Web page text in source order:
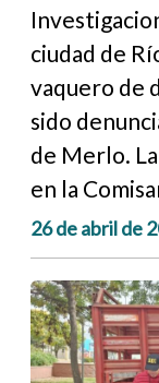
ciudad de
vaquero de
sido
de Merlo.
en la
26 de abril de